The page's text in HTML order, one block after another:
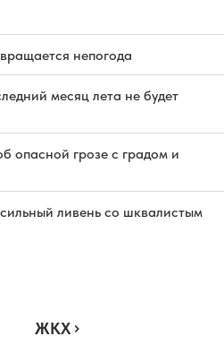
непогода
месяц лета не будет
опасной грозе с градом и
ливень со шквалистым
ЖКХ